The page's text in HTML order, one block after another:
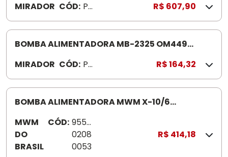
5
0
MIRADOR CÓD: PE
31
3
R$ 607,90
BOMBA ALIMENTADORA MB-2325 OM449
MIRADOR CÓD: P
D
0
0
R$ 164,32
BOMBA ALIMENTADORA MWM X-10/6
MWM
DO
BRASIL
CÓD: 9552
0208
0053
R$ 414,18